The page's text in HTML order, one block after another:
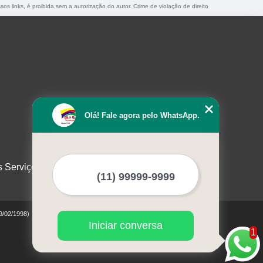
links, é proibida sem a autorização do autor. Crime de violação de direito
Serviços
02/1998)
1
Olá! Fale agora pelo WhatsApp.
Iniciar conversa